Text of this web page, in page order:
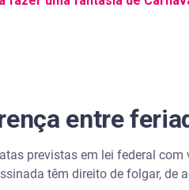
entre
previstas em lei federal
têm direito de folgar, de